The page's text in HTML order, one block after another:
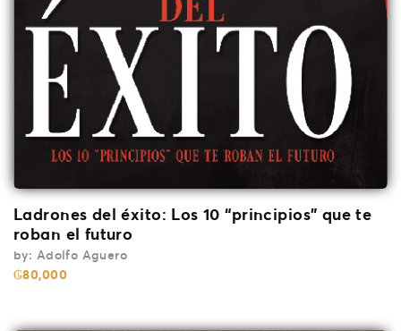
Ladrones del éxito: Los 10 “principios” que te
roban el futuro
by: Adolfo Aguero
₲80,000